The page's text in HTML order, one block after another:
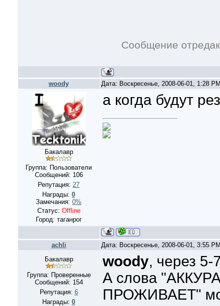
Сообщение
woody Дата: Воскресенье, 2008-06-01, 1:28
Бакалавр
Группа: Пользователи
Сообщений: 106
Репутация: 27
Награды: 0
Замечания: 0%
Статус: Offline
Город: таганрог
а когда будут
achli
Дата: Воскресенье, 2008-06-01, 3:55
Бакалавр
Группа: Проверенные
Сообщений: 154
Репутация: 6
Награды: 0
woody, через 5-
А слова
ПРОЖИВАЕТ"